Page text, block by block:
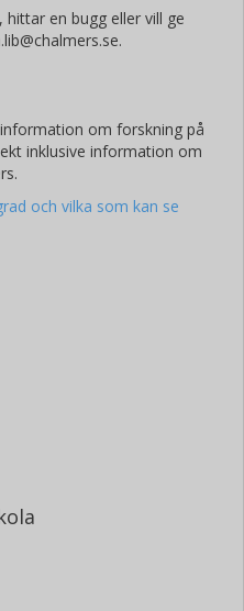
en bugg eller vill ge
om forskning på
inklusive information om
och vilka som kan se